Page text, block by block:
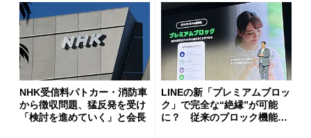
NHK受信料パトカー・消防車
から徴収問題、猛反発を受け
「検討を進めていく」と会長
LINEの新「プレミアムブロッ
ク」で完全な“絶縁”が可能
に？ 従来のブロック機能と